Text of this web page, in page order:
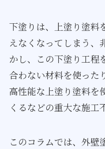
下塗りは、上塗り塗料
えなくなってしまう、
かし、この下塗り工程
合わない材料を使った
高性能な上塗り塗料を
くるなどの重大な施工
このコラムでは、外壁